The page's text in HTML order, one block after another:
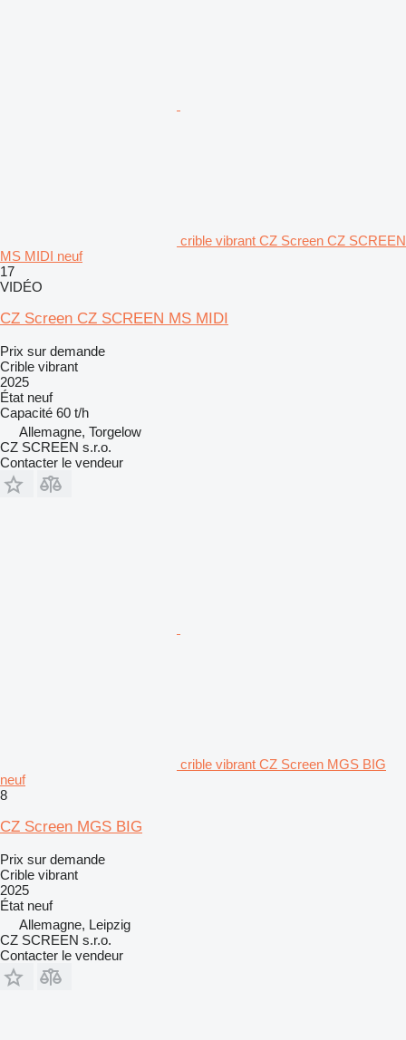
crible vibrant CZ Screen CZ SCREEN
MS MIDI neuf
17
VIDÉO
CZ Screen CZ SCREEN MS MIDI
Prix sur demande
Crible vibrant
2025
État neuf
Capacité 60 t/h
Allemagne, Torgelow
CZ SCREEN s.r.o.
Contacter le vendeur
crible vibrant CZ Screen MGS BIG
neuf
8
CZ Screen MGS BIG
Prix sur demande
Crible vibrant
2025
État neuf
Allemagne, Leipzig
CZ SCREEN s.r.o.
Contacter le vendeur